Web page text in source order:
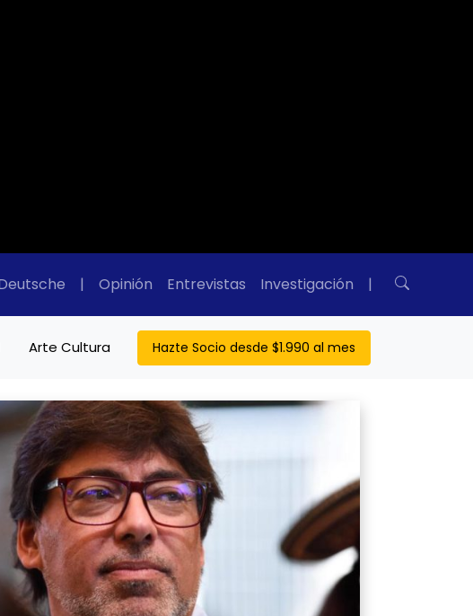
| Opinión Entrevistas Investigación |
Arte Cultura Hazte Socio desde $1.990 al mes